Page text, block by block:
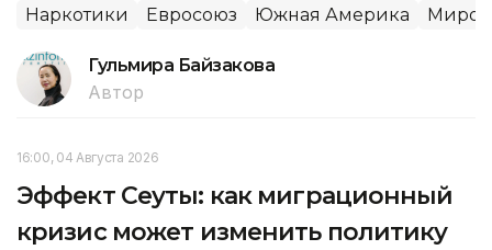
Наркотики Евросоюз Южная Америка
Гульмира Байзакова
Автор
16:00, 04 Августа 2026
Эффект Сеуты: как миграционный
кризис может изменить политику